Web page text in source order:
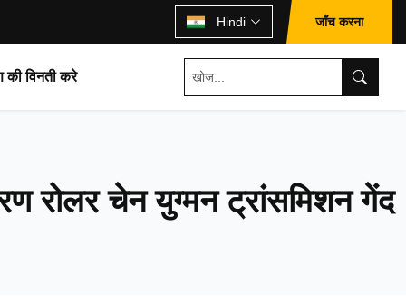
Hindi जाँच करना
की विनती करे
रोलर चेन युग्मन ट्रांसमिशन गेंद